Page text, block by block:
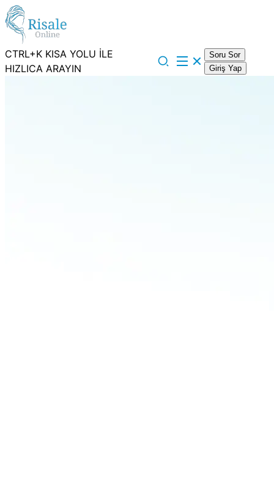
CTRL+K KISA YOLU İLE
HIZLICA ARAYIN
Soru Sor
Giriş Yap